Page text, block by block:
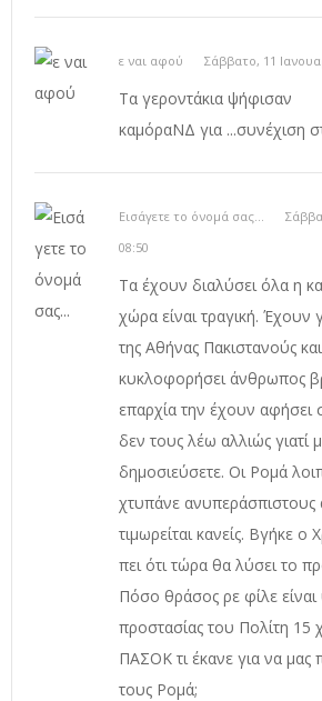
ε ναι αφού
Σάββατο, 11
Τα γεροντάκια ψήφισαν
καμόραΝΔ για ...συνέχιση
Εισάγετε το όνομά σας...
08:50
Τα έχουν διαλύσει όλα η
χώρα είναι τραγική. Έχουν
της Αθήνας Πακιστανούς
κυκλοφορήσει άνθρωπος
επαρχία την έχουν αφήσει
δεν τους λέω αλλιώς γιατί
δημοσιεύσετε. Οι Ρομά
χτυπάνε
τιμωρείται κανείς. Βγήκε
πει ότι τώρα θα λύσει το
Πόσο θράσος ρε φίλε
προστασίας του Πολίτη 15
ΠΑΣΟΚ τι έκανε για να μας
τους Ρομά;